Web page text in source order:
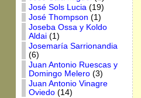
José Sols Lucia(19)
José Thompson (1)
Joseba Ossa y Koldo
Aldai(1)
Josemaría Sarrionandia
(6)
Juan Antonio Ruescas y
Domingo Melero(3)
Juan Antonio Vinagre
Oviedo(14)